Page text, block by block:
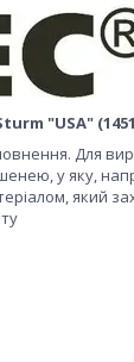
"USA"
Для
у яку,
який